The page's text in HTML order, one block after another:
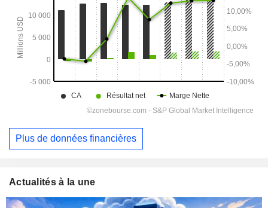
Plus de données financières
Actualités à la une